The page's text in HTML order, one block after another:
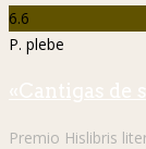
6.6
P. plebe
«Cantigas de
Premio Hislibris